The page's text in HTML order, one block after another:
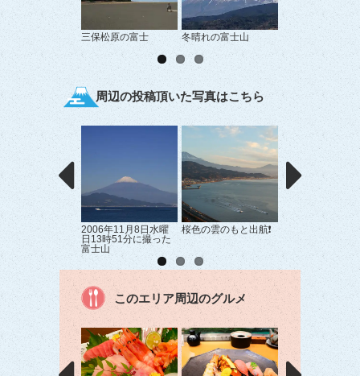
三保松原の富士 冬晴れの富士山
士山
周辺の投稿頂いた写真はこちら
2006年11月8日水曜
日13時51分に撮った
富士山
桜色の雲のもと出航❗ ブルーアワー
このエリア周辺のグルメ